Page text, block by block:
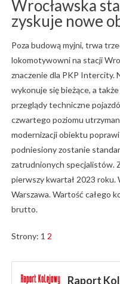
Wrocławska
zyskuje nowe
Poza budową myjni, trwa
lokomotywowni na stacji
znaczenie dla PKP Intercity.
wykonuje się bieżące, a
przeglądy techniczne
czwartego poziomu
modernizacji obiektu
podniesiony zostanie
zatrudnionych specjalistów.
pierwszy kwartał 2023
Warszawa. Wartość całego
brutto.
Strony: 1 2
Raport